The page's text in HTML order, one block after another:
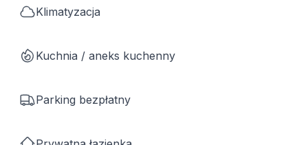
Klimatyzacja
Kuchnia / aneks kuchenny
Parking bezpłatny